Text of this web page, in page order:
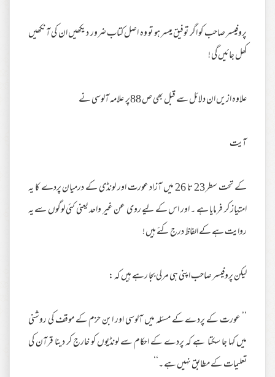
پروفیسر صاحب کو اگر توفیق میسر ہو تو وہ اصل کتاب ضرور دیکھیں ان کی آنکھیں
کھل جائیں گی !
علاوہ ازیں ان دلائل سے قبل بھی ص 88پر علامہ آلوسی نے
آیت
کے تحت سطر 23 تا 26 میں آزاد عورت اور لونڈی کے درمیان پردے کا یہ
امتیاز کر فرمایا ہے ۔ اور اس کے لیے روی عن غیر واحد یعنی کئی لوگوں سے یہ
روایت ہے کے الفاظ درج کئے ہیں !
لیکن پروفیسر صاحب اپنی ہی مرلی بجا رہے ہیں کہ :
’’ عورت کے پردے کے مسئلہ میں آلوسی اور ابن حزم کے موقف کی روشنی
میں کہا جا سکتا ہے کہ پردے کے احکام سے لونڈیوں کو خارج کر دینا قرآن کی
تعلیمات کے مطابق نہیں ہے ۔‘‘